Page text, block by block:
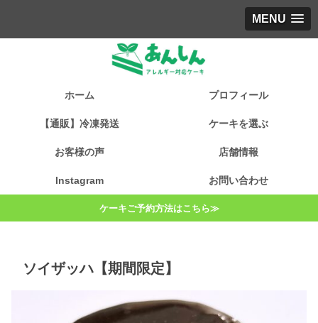
MENU
ホーム プロフィール
【通販】冷凍発送 ケーキを選ぶ
お客様の声 店舗情報
Instagram お問い合わせ
ケーキご予約方法はこちら≫
ソイザッハ【期間限定】